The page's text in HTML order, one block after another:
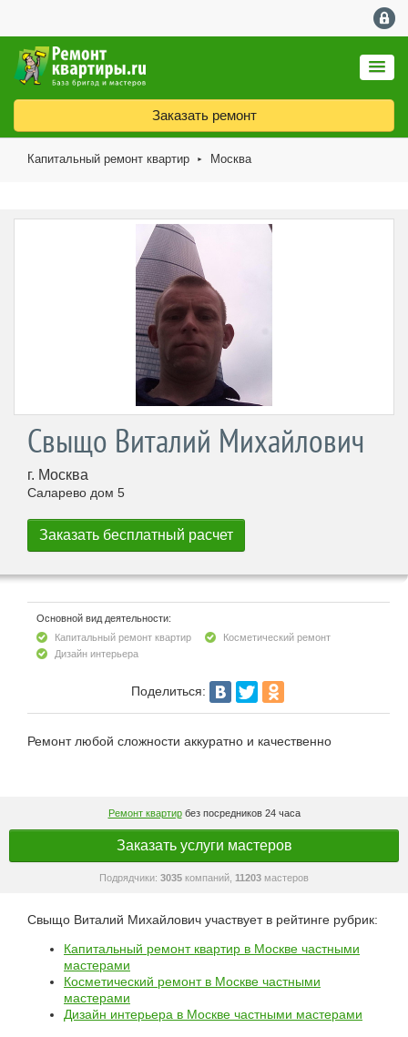
Заказать ремонт
Капитальный ремонт квартир ► Москва
Свыщо Виталий Михайлович
г. Москва
Саларево дом 5
Основной вид деятельности:
Капитальный ремонт квартир
Косметический ремонт
Дизайн интерьера
Поделиться:
Ремонт любой сложности аккуратно и качественно
Ремонт квартирбез посредников 24 часа
Заказать услуги мастеров
Подрядчики: 3035 компаний, 11203 мастеров
Свыщо Виталий Михайлович участвует в рейтинге рубрик:
Капитальный ремонт квартир в Москве частными
мастерами
Косметический ремонт в Москве частными
мастерами
Дизайн интерьера в Москве частными мастерами